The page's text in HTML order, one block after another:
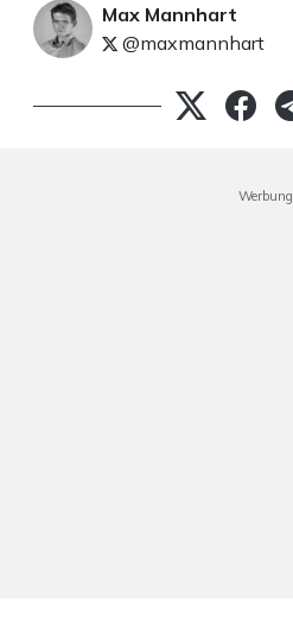
Max Mannhart
@maxmannhart
Werbung